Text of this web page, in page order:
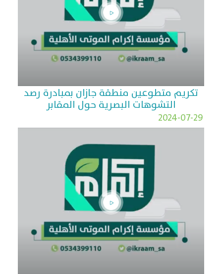
تكريم متطوعين منطقة جازان بمبادرة رصد
التشوهات البصرية حول المقابر
2024-07-29